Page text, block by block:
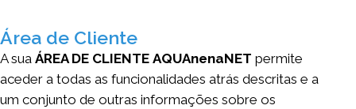
Área de Cliente
A sua ÁREA DE CLIENTE AQUAnenaNET permite
aceder a todas as funcionalidades atrás descritas e a
um conjunto de outras informações sobre os